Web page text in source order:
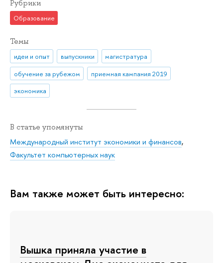
Рубрики
Образование
Темы
идеи и опыт выпускники
магистратура
обучение за рубежом
приемная кампания 2019
экономика
В статье упомянуты
Международный институт экономики и финансов,
Факультет компьютерных наук
Вам также может быть интересно:
Вышка приняла участие в